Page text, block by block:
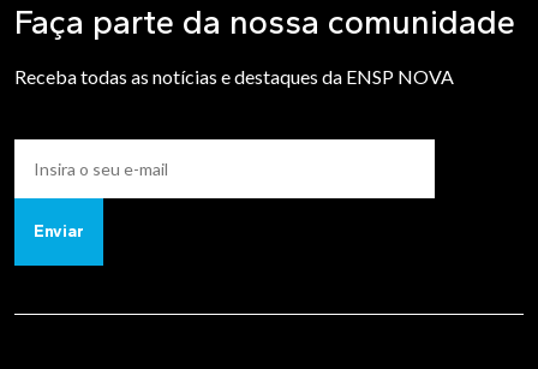
Faça parte da nossa comunidade
Receba todas as notícias e destaques da ENSP NOVA
Enviar